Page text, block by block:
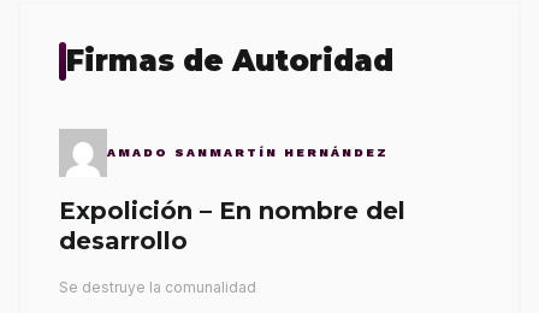
Firmas de Autoridad
AMADO SANMARTÍN HERNÁNDEZ
Expolición – En nombre del
desarrollo
Se destruye la comunalidad